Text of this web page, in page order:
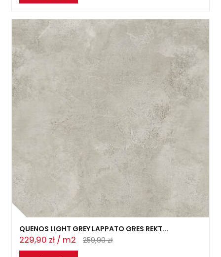
QUENOS LIGHT GREY LAPPATO GRES REKT...
229,90 zł / m2
259,90 zł